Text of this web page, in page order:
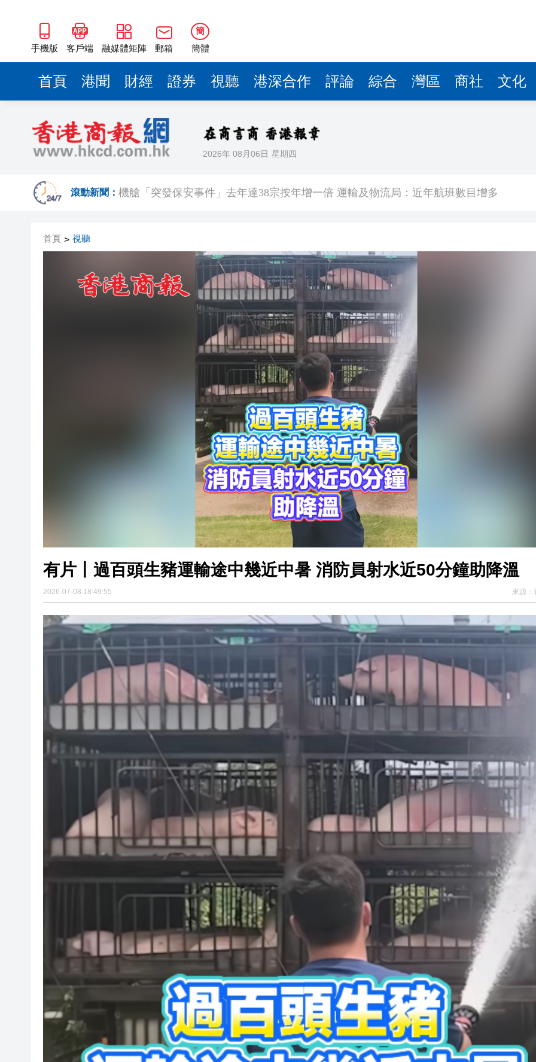
手機版 客戶端 融媒體矩陣 郵箱
簡
簡體
首頁 港聞 財經 證券 視聽 港深合作 評論 綜合 灣區 商社 文化
2026年 08月06日 星期四
滾動新聞：
華南理工大學成果獲國家自然科學獎
中山大學兩項成果獲2025年度國家科學技術獎
南寧國際商事法庭：「域享聯調」跨省協同 聯動調解涉俄糾紛
土瓜灣社區客廳：把家的溫度，延伸至劏房之外
莎莎國際Q1總營業額增長22.9%
【新股最前線】物理AI第一股MOMENTA上市 曹旭東：與上汽互相持股 共同打造標桿
南寧國際商事法庭：「域享聯調」跨省協同 聯動調解涉俄糾紛
有片丨過百頭生豬運輸途中幾近中暑 消防員射水近50分鐘助降溫
土瓜灣社區客廳：把家的溫度，延伸至劏房之外
莎莎國際Q1總營業額增長22.9%
機艙「突發保安事件」去年達38宗按年增一倍 運輸及物流局：近年航班數目增多
【新股最前線】物理AI第一股MOMENTA上市 曹旭東：與上汽互相持股 共同打造標桿
華南理工大學成果獲國家自然科學獎
中山大學兩項成果獲2025年度國家科學技術獎
南寧國際商事法庭：「域享聯調」跨省協同 聯動調解涉俄糾紛
首頁 > 視聽
有片丨過百頭生豬運輸途中幾近中暑 消防員射水近50分鐘助降溫
2026-07-08 18:49:55 來源：